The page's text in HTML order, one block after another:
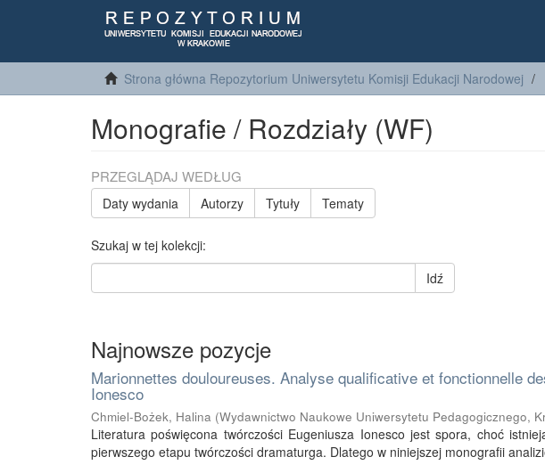
Strona główna Repozytorium Uniwersytetu Komisji Edukacji Narodowej
Monografie / Rozdziały (WF)
PRZEGLĄDAJ WEDŁUG
Daty wydania Autorzy Tytuły Tematy
Szukaj w tej kolekcji:
Idź
Najnowsze pozycje
Marionnettes douloureuses. Analyse qualificative et fonctionnelle
Ionesco
Chmiel-Bożek, Halina (Wydawnictwo Naukowe Uniwersytetu Pedagogicznego,
Literatura poświęcona twórczości Eugeniusza Ionesco jest spora, choć
pierwszego etapu twórczości dramaturga. Dlatego w niniejszej monografii